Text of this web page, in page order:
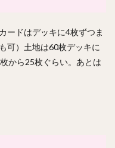
ードはデッキに4枚ずつま
可）土地は60枚デッキに
から25枚ぐらい。あとは